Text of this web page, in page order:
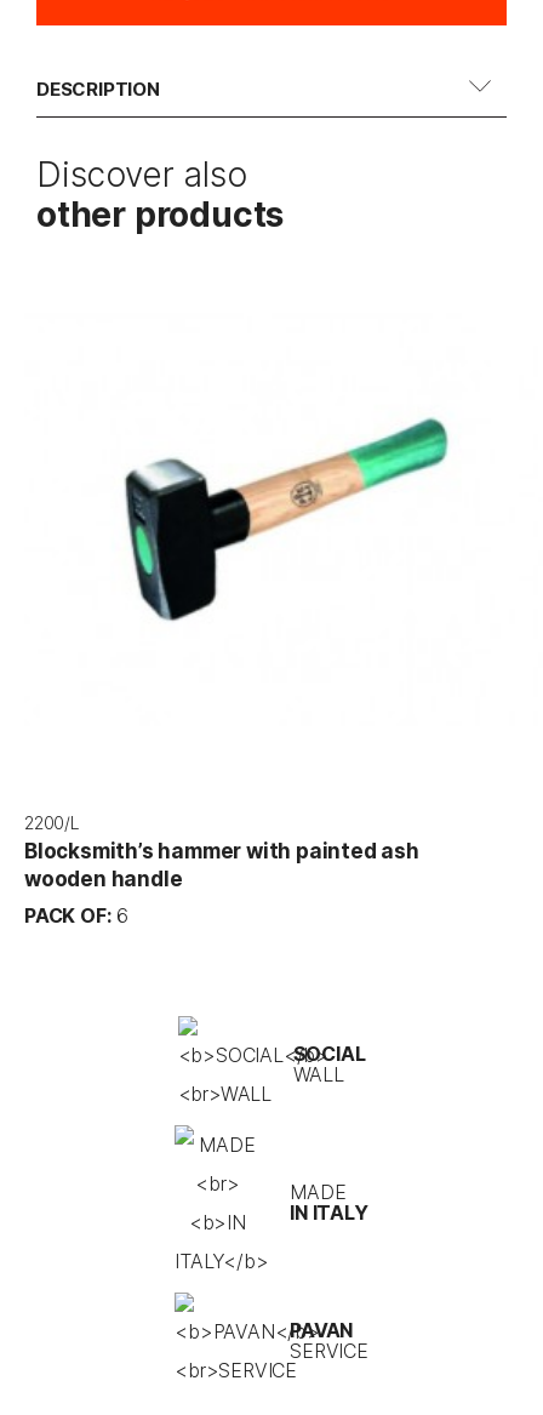
DESCRIPTION
Discover also
other products
2200/L
Blocksmith’s hammer with painted ash
wooden handle
PACK OF: 6
SOCIAL
WALL
MADE
IN ITALY
PAVAN
SERVICE